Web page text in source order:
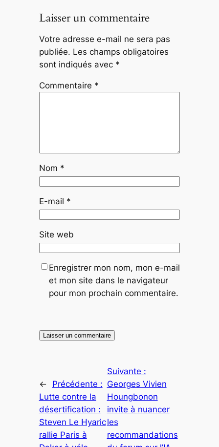
Laisser un commentaire
Votre adresse e-mail ne sera pas
publiée. Les champs obligatoires
sont indiqués avec *
Commentaire *
Nom *
E-mail *
Site web
Enregistrer mon nom, mon e-mail
et mon site dans le navigateur
pour mon prochain commentaire.
←
Précédente :
Lutte contre la
désertification :
Steven Le Hyaric
rallie Paris à
Suivante :
Georges Vivien
Houngbonon
invite à nuancer
les
recommandations